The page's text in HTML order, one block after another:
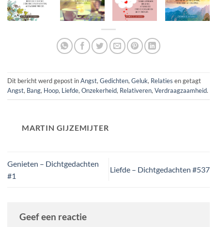
Dit bericht werd gepost inAngst, Gedichten, Geluk, Relaties en getagt
Angst, Bang, Hoop, Liefde, Onzekerheid, Relativeren, Verdraagzaamheid.
MARTIN GIJZEMIJTER
Genieten – Dichtgedachten
#1
Liefde – Dichtgedachten #537
Geef een reactie